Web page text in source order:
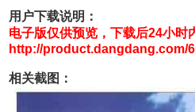
用户下载说明：
电子版仅供预览，下载后24小时
http://product.dangdang.com/
相关截图：